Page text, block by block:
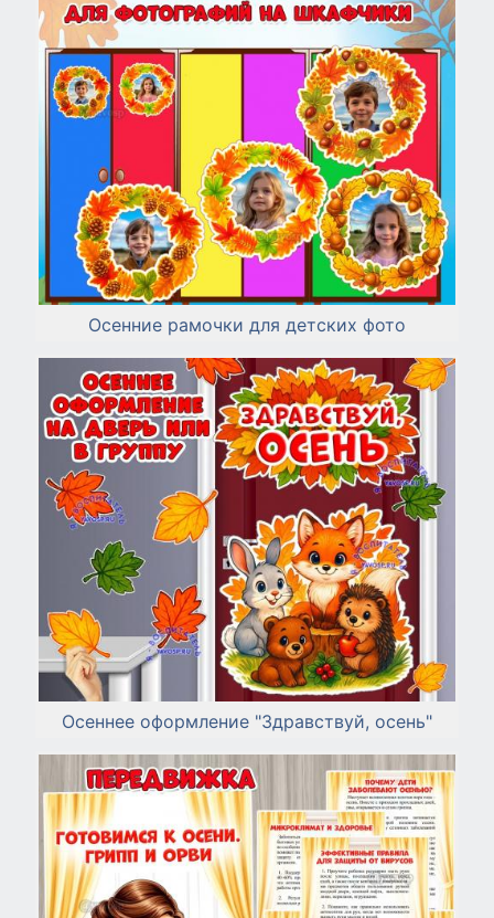
Осенние рамочки для детских фото
Осеннее оформление "Здравствуй, осень"